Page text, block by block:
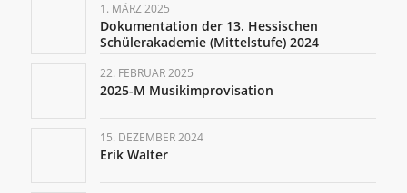
1. MÄRZ 2025
Dokumentation der 13. Hessischen
Schülerakademie (Mittelstufe) 2024
22. FEBRUAR 2025
2025-M Musikimprovisation
15. DEZEMBER 2024
Erik Walter